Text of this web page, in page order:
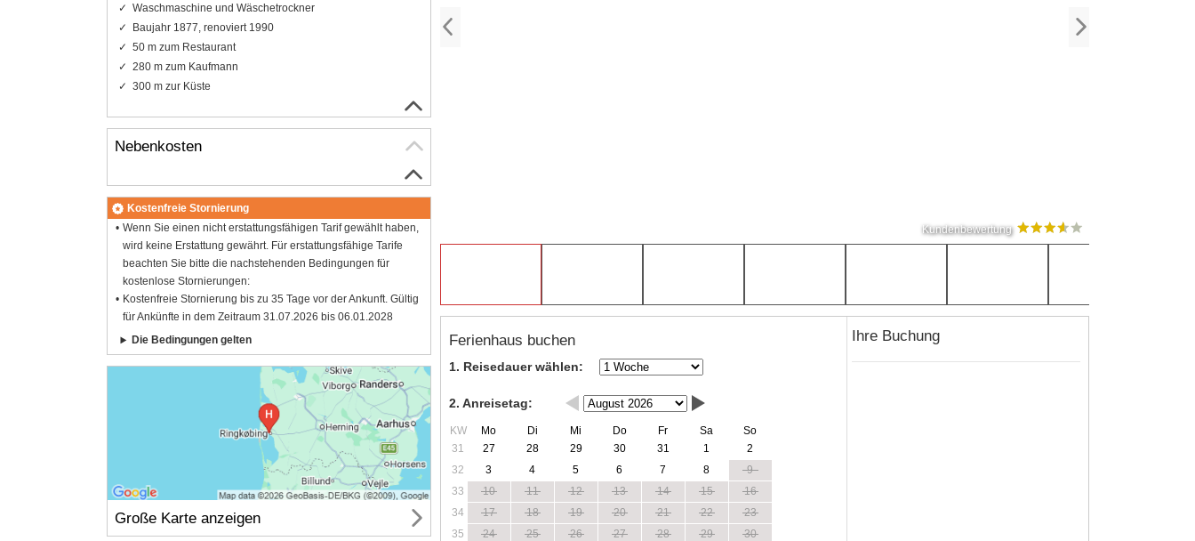
Kundenbewertung
Ferienhaus buchen
1. Reisedauer wählen:
2. Anreisetag:
KW Mo Di Mi Do Fr Sa
So
31
27 28 29 30 31 1
2
32
3 4 5 6 7 8
9
33
10 11 12 13 14 15
16
34
17 18 19 20 21 22
23
35
24 25 26 27 28 29
30
Ihre Buchung
Waschmaschine und Wäschetrockner
Baujahr 1877, renoviert 1990
50 m zum Restaurant
280 m zum Kaufmann
300 m zur Küste
Nebenkosten
Kostenfreie Stornierung
Wenn Sie einen nicht erstattungsfähigen Tarif gewählt haben,
wird keine Erstattung gewährt. Für erstattungsfähige Tarife
beachten Sie bitte die nachstehenden Bedingungen für
kostenlose Stornierungen:
Kostenfreie Stornierung bis zu 35 Tage vor der Ankunft. Gültig
für Ankünfte in dem Zeitraum 31.07.2026 bis 06.01.2028
Die Bedingungen gelten
Große Karte anzeigen